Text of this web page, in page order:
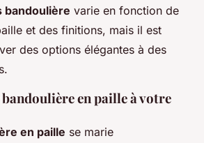
bandoulière varie en fonction de
et des finitions, mais il est
des options élégantes à des
en paille à votre
en paille se marie